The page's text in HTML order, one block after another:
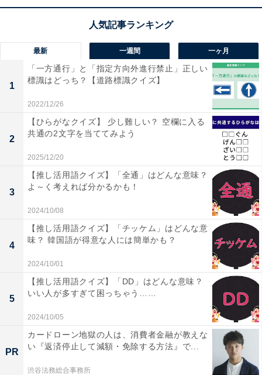
2
最新 一週間 一ヶ月
1
「一方通行」と「指定方向外進行禁止」正しい
標識はどっち？【道路標識クイズ】
2022/12/26
2
【ひらがなクイズ】 少し難しい？ 空欄に入る
共通の2文字を当ててみよう
2025/12/20
3
【推し活用語クイズ】「全通」はどんな意味？
よ～く考えれば分かるかも！
2024/10/08
4
【推し活用語クイズ】「チッケム」はどんな意
味？ 韓国語が得意な人には簡単かも？
2024/10/01
5
【推し活用語クイズ】「DD」はどんな意味？
いい人が多すぎて困っちゃう……
2024/10/05
PR
カードローン地獄の人は、消費者金融が教えな
い『返済停止して減額・免除する方法』で...
渋谷法務総合事務所